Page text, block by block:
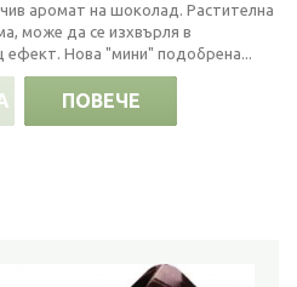
аромат на шоколад. Растителна
може да се изхвърля в
ефект. Нова "мини" подобрена...
ПОВЕЧЕ